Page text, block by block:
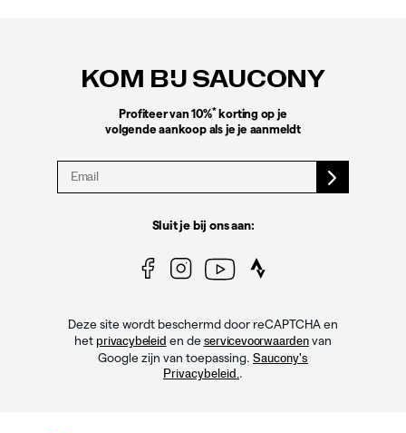
KOM BIJ SAUCONY
Profiteer van 10%* korting op je
volgende aankoop als je je aanmeldt
Sluit je bij ons aan:
Deze site wordt beschermd door reCAPTCHA en
het privacybeleid en de servicevoorwaardenvan
Google zijn van toepassing. Saucony's
Privacybeleid. .